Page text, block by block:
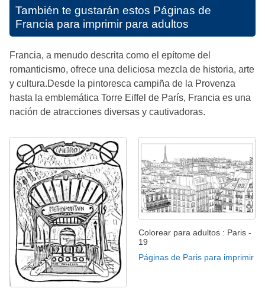
También te gustarán estos Páginas de
Francia para imprimir para adultos
Francia, a menudo descrita como el epítome del
romanticismo, ofrece una deliciosa mezcla de historia, arte
y cultura.Desde la pintoresca campiña de la Provenza
hasta la emblemática Torre Eiffel de París, Francia es una
nación de atracciones diversas y cautivadoras.
Colorear para adultos : Paris -
19
Páginas de Paris para imprimir